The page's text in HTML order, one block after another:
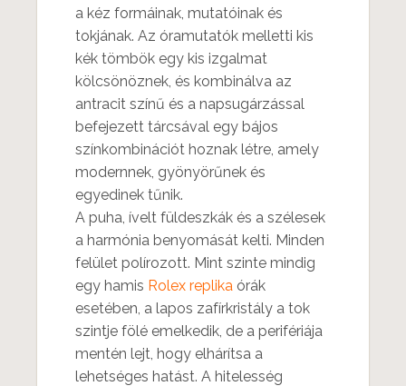
a kéz formáinak, mutatóinak és
tokjának. Az óramutatók melletti kis
kék tömbök egy kis izgalmat
kölcsönöznek, és kombinálva az
antracit színű és a napsugárzással
befejezett tárcsával egy bájos
színkombinációt hoznak létre, amely
modernnek, gyönyörűnek és
egyedinek tűnik.
A puha, ívelt füldeszkák és a szélesek
a harmónia benyomását kelti. Minden
felület polírozott. Mint szinte mindig
egy hamis Rolex replikaórák
esetében, a lapos zafírkristály a tok
szintje fölé emelkedik, de a perifériája
mentén lejt, hogy elhárítsa a
lehetséges hatást. A hitelesség